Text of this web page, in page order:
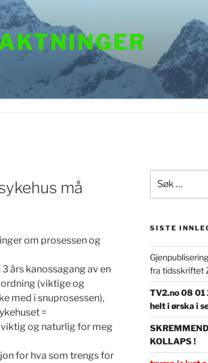
må
om prosessen og
års kanossagang av en
(viktige og
med i snuprosessen),
=
og naturlig for meg
for hva som trengs for
etter:
SISTE
fra tidsskriftet
TV2.no 08 01
helt i ørska i
KOLLAPS !